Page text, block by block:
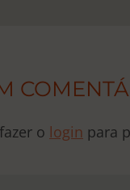
o login para